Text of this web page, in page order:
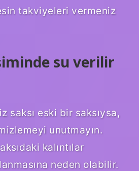
takviyeleri vermeniz
su verilir
saksı eski bir saksıysa,
unutmayın.
kalıntılar
neden olabilir.